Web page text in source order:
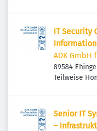
IT Security
ADK GmbH
89584
Teilweise
Senior IT
–